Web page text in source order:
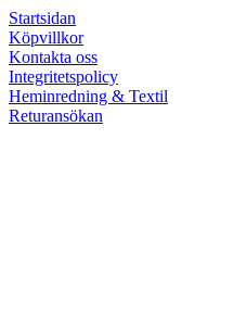
Startsidan
Köpvillkor
Kontakta oss
Integritetspolicy
Heminredning & Textil
Returansökan